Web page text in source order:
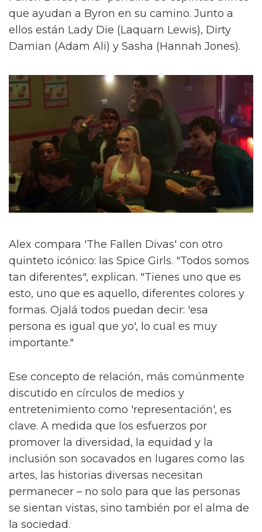
que ayudan a Byron en su camino. Junto a
ellos están Lady Die (Laquarn Lewis), Dirty
Damian (Adam Ali) y Sasha (Hannah Jones).
Alex compara 'The Fallen Divas' con otro
quinteto icónico: las Spice Girls. "Todos somos
tan diferentes", explican. "Tienes uno que es
esto, uno que es aquello, diferentes colores y
formas. Ojalá todos puedan decir: 'esa
persona es igual que yo', lo cual es muy
importante."
Ese concepto de relación, más comúnmente
discutido en círculos de medios y
entretenimiento como 'representación', es
clave. A medida que los esfuerzos por
promover la diversidad, la equidad y la
inclusión son socavados en lugares como las
artes, las historias diversas necesitan
permanecer – no solo para que las personas
se sientan vistas, sino también por el alma de
la sociedad.